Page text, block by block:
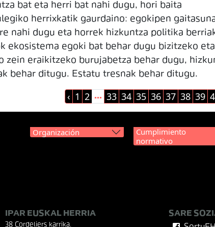
bat eta herri bat nahi dugu, hori baita
herrixkatik gaurdaino: egokipen
nahi dugu eta horrek hizkuntza politika
ekosistema egoki bat behar dugu bizitzeko eta
zein eraikitzeko burujabetza behar dugu,
behar ditugu. Estatu tresnak behar ditugu.
‹ 1 2 ... 33 34 35 36 37 38 39
Organización
Cumplimiento
normativo
IPAR EUSKAL HERRIA
38 Cordeliers karrika.
SARE